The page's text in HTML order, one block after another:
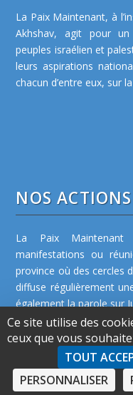
La Paix Maintenant, à
Akhshav, agit pour
peuples israélien et
leurs aspirations
chacun d’entre eux, sur
NOS ACTIONS
La Paix
manifestations ou
province où des cercles
diffuse régulièrement
également la parole sur
©2026 La
Ce site utilise des
ceux que vous
TOUT
PERSONNALISER